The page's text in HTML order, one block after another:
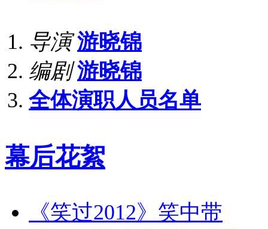
导演 游晓锦
编剧 游晓锦
全体演职人员名单
幕后花絮
《笑过2012》笑中带